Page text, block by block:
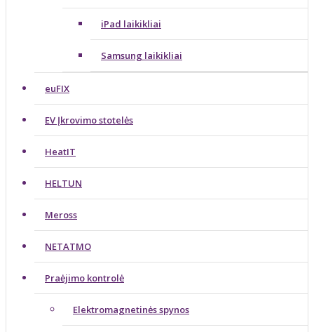
iPad laikikliai
Samsung laikikliai
euFIX
EV Įkrovimo stotelės
HeatIT
HELTUN
Meross
NETATMO
Praėjimo kontrolė
Elektromagnetinės spynos